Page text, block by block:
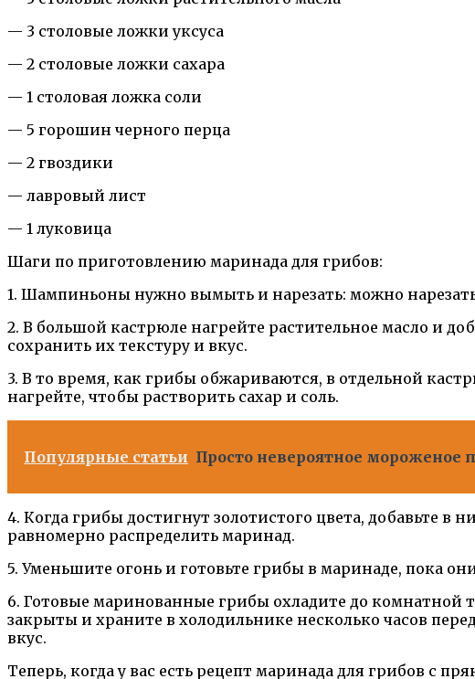
— 3 столовые ложки уксуса
— 2 столовые ложки сахара
— 1 столовая ложка соли
— 5 горошин черного перца
— 2 гвоздики
— лавровый лист
— 1 луковица
Шаги по приготовлению маринада для грибов:
1. Шампиньоны нужно вымыть и нарезать: можно
2. В большой кастрюле нагрейте растительное масло и
сохранить их текстуру и вкус.
3. В то время, как грибы обжариваются, в отдельной
нагрейте, чтобы растворить сахар и соль.
Популярные статьи Просто невероятное мороженое
4. Когда грибы достигнут золотистого цвета, добавьте
равномерно распределить маринад.
5. Уменьшите огонь и готовьте грибы в маринаде, пока
6. Готовые маринованные грибы охладите до комнатной
закрыты и храните в холодильнике несколько часов
вкус.
Теперь, когда у вас есть рецепт маринада для грибов с